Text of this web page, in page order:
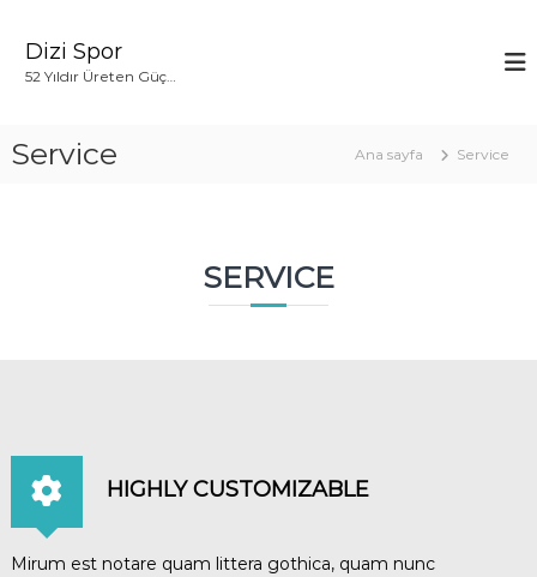
Dizi Spor
52 Yıldır Üreten Güç…
Service Ana sayfa Service
SERVICE
HIGHLY CUSTOMIZABLE
Mirum est notare quam littera gothica, quam nunc